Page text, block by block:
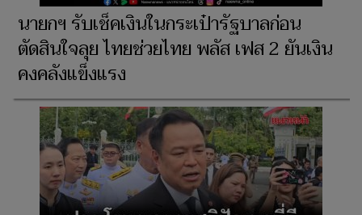
นายกฯ รับเช็คเงินในกระเป๋ารัฐบาลก่อน
ตัดสินใจลุย ไทยช่วยไทย พลัส เฟส 2 ยันเงิน
คงคลังแข็งแรง